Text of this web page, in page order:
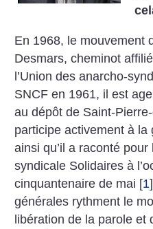
En 1968, le mouvement
Desmars, cheminot
l’Union des anarcho-
SNCF en 1961, il est
au dépôt de Saint-
participe activement à la
ainsi qu’il a raconté pour
syndicale Solidaires à
cinquantenaire de mai [1]
générales rythment le
libération de la parole et